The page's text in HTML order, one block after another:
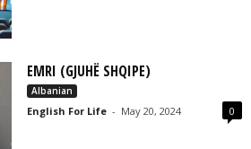
EMRI (GJUHË SHQIPE)
Albanian
English For Life - May 20, 2024 0